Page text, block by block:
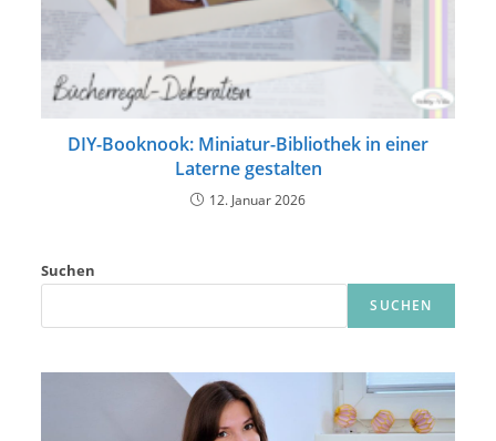
DIY-Booknook: Miniatur-Bibliothek in einer
Laterne gestalten
12. Januar 2026
Suchen
SUCHEN